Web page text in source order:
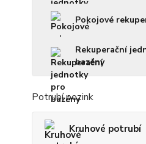
Pokojové
Rekuperační
bazény
Potrubí pozink
Kruhové potrubí